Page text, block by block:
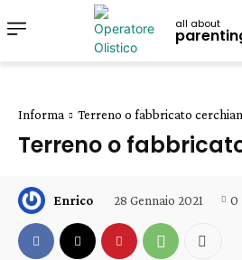
all about
Informa Terreno o fabbricato
Terreno o
Enrico 28 Gennaio 2021 0